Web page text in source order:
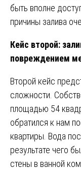
быть вполне
причины залива
Кейс второй:
повреждением
Второй кейс
сложности.
площадью 54
обратился к нам
квартиры. Вода
результате чего
стены в ванной